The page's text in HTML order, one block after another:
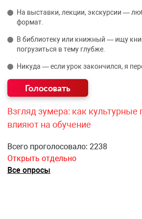
На выставки, лекции, экскурсии —
формат.
В библиотеку или книжный — ищу
погрузиться в тему глубже.
Никуда — если урок закончился, я
Взгляд зумера: как культурные
влияют на обучение
Всего проголосовало: 2238
Открыть отдельно
Все опросы